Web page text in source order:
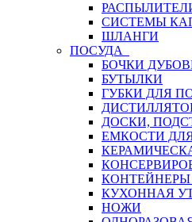
СИСТЕМЫ
ШЛАНГИ
ПОСУДА
БОЧКИ
БУТЫЛКИ
ГУБКИ ДЛЯ
ДОСКИ,
ЕМКОСТИ
КОНТЕЙНЕРЫ
КУХОННАЯ
НОЖИ